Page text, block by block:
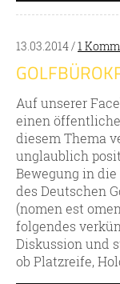
13.03.2014 /1
Auf unserer
einen
diesem Thema
unglaublich
Bewegung in
des Deutschen
(nomen est
folgendes
Diskussion und
ob Platzreife,